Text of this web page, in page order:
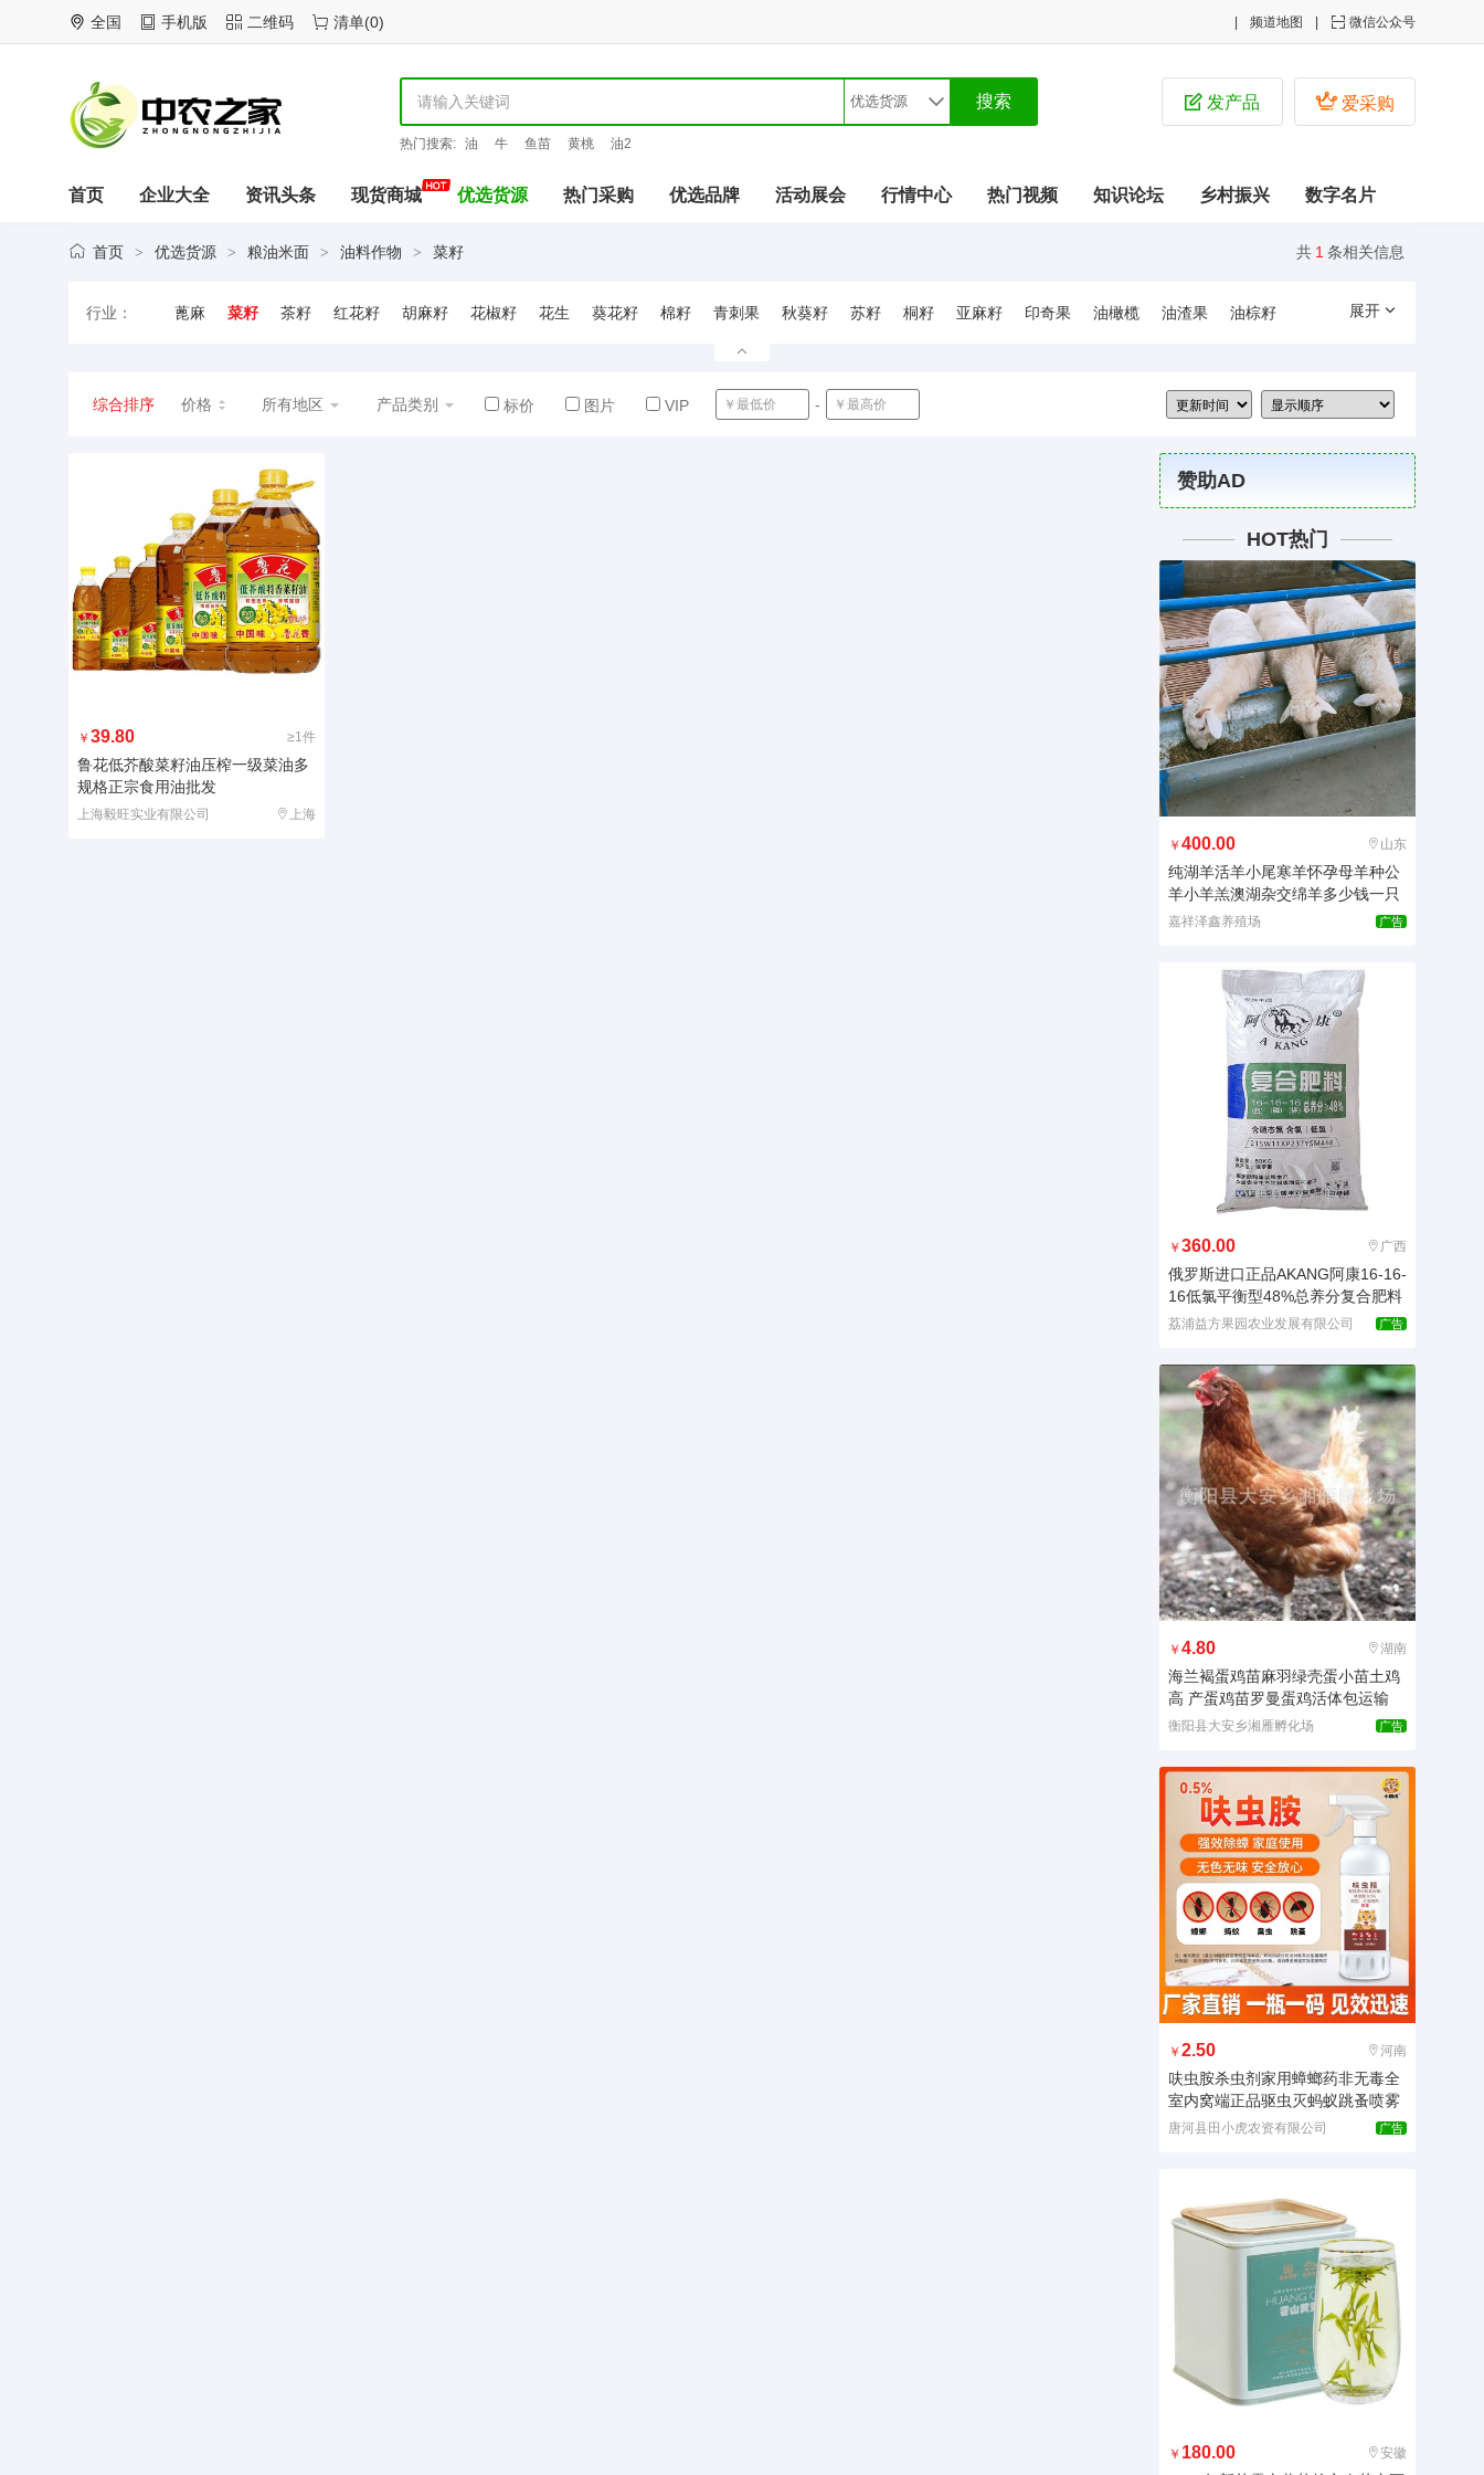
全国 手机版 二维码 清单(0)  微信公众号
频道地图
热门搜索: 油 牛 鱼苗 黄桃 油2
 爱采购
 发产品
首页 企业大全 资讯头条 现货商城 优选货源 热门采购 优选品牌 活动展会 行情中心 热门视频 知识论坛 乡村振兴 数字名片
共 1 条相关信息
首页 > 优选货源 > 粮油米面 > 油料作物 > 菜籽
行业： 蓖麻 菜籽 茶籽 红花籽 胡麻籽 花椒籽 花生 葵花籽 棉籽 青刺果 秋葵籽 苏籽 桐籽 亚麻籽 印奇果 油橄榄 油渣果
油棕籽
展开
综合排序 价格 所有地区 产品类别 标价 图片 VIP -
￥ 39.80 ≥1件
鲁花低芥酸菜籽油压榨一级菜油多
规格正宗食用油批发
上海毅旺实业有限公司 上海
赞助AD
HOT热门
￥ 400.00 山东
纯湖羊活羊小尾寒羊怀孕母羊种公
羊小羊羔澳湖杂交绵羊多少钱一只
嘉祥泽鑫养殖场 广告
￥ 360.00 广西
俄罗斯进口正品AKANG阿康16-16-
16低氯平衡型48%总养分复合肥料
荔浦益方果园农业发展有限公司 广告
￥ 4.80 湖南
海兰褐蛋鸡苗麻羽绿壳蛋小苗土鸡
高 产蛋鸡苗罗曼蛋鸡活体包运输
衡阳县大安乡湘雁孵化场 广告
￥ 2.50 河南
呋虫胺杀虫剂家用蟑螂药非无毒全
室内窝端正品驱虫灭蚂蚁跳蚤喷雾
唐河县田小虎农资有限公司 广告
￥ 180.00 安徽